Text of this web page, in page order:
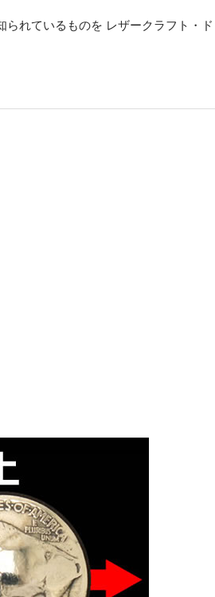
れているものを レザークラフト・